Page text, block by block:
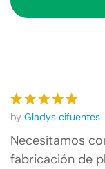
Valorado
con5de
5
by Gladys cifuentes
Necesitamos
fabricación de